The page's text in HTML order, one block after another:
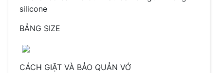
BẢNG SIZE
CÁCH GIẶT VÀ BẢO QUẢN VỚ